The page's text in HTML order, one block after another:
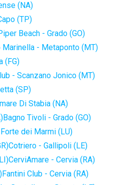
(NA)
(TP)
Beach - Grado (GO)
Marinella - Metaponto (MT)
(FG)
- Scanzano Jonico (MT)
(SP)
Di Stabia (NA)
Bagno Tivoli - Grado (GO)
dei Marmi (LU)
Cotriero - Gallipoli (LE)
CerviAmare - Cervia (RA)
Fantini Club - Cervia (RA)